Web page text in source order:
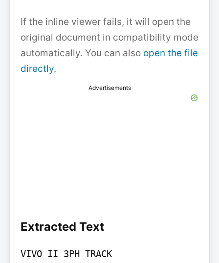
If the inline viewer fails, it will open the
original document in compatibility mode
automatically. You can also open the file
directly.
Advertisements
Extracted Text
VIVO II 3PH TRACK